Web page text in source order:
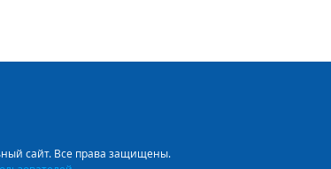
сайт. Все права защищены.